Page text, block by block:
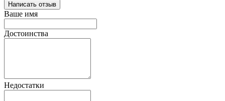
Написать отзыв
Ваше имя
Достоинства
Недостатки